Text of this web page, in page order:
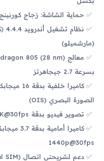
حماية الشاشة: زجاج كورنينج
(مارشميلو)
بسرعة 2.7 جيجاهرتز
الصورة البصري (OIS)
تصوير فيديو بدقة 4K@30fps و 1080p@30/60fps
كاميرا
1440p@30fps
دعم لشريحتي اتصال (Dual SIM)